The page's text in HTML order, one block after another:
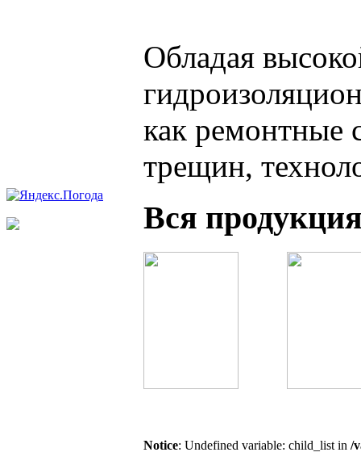
Обладая
как ремонтные
трещин,
Вся
Notice: Undefined variable: child_list in /